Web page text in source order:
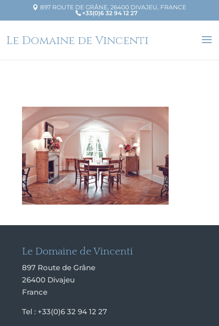
897 ROUTE DE GRÂNE, 26400 DIVAJEU, FRANCE
+33(0)6 32 94 12 27
Le Domaine de Vincenti
Le Domaine de Vincenti
897 Route de Grâne
26400 Divajeu
France
Tel : +33(0)6 32 94 12 27